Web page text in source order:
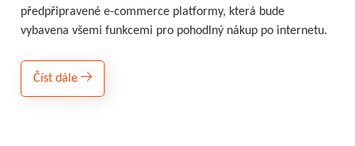
předpřipravené e-commerce platformy, která bude
vybavena všemi funkcemi pro pohodlný nákup po internetu.
Číst dále